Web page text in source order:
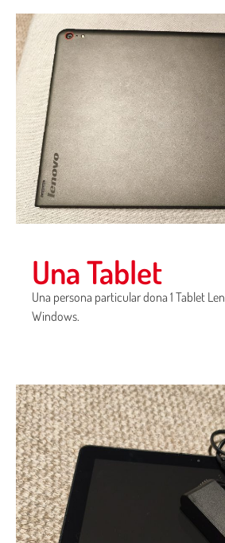
Una Tablet
Una persona particular dona 1 Tablet
Windows.